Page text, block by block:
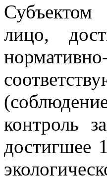
Субъектом
лицо,
контроль
достигшее